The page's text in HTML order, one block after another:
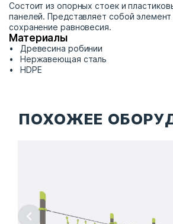
Состоит из опорных стоек и
панелей. Представляет собой элемент
сохранение равновесия.
Материалы
Древесина робинии
Нержавеющая сталь
HDPE
ПОХОЖЕЕ